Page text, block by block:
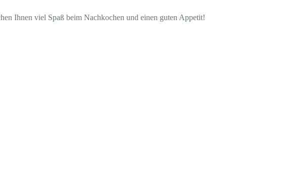
Ihnen viel Spaß beim Nachkochen und einen guten Appetit!